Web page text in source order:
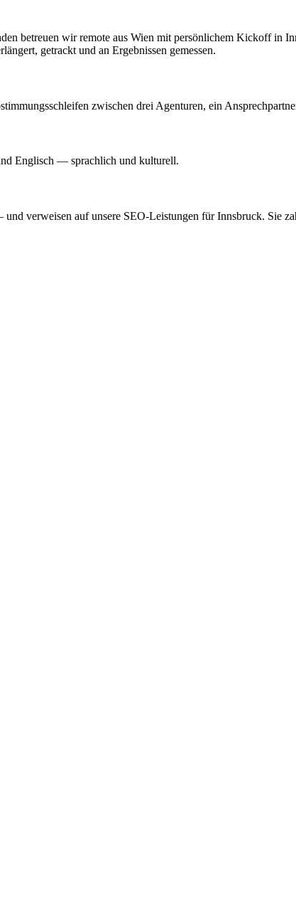
betreuen wir remote aus Wien mit persönlichem Kickoff in
getrackt und an Ergebnissen gemessen.
zwischen drei Agenturen, ein
Englisch — sprachlich und kulturell.
verweisen auf unsere SEO-Leistungen für Innsbruck. Sie